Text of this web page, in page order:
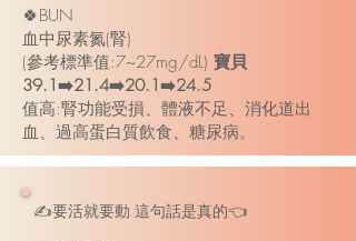
🍀BUN
血中尿素氮(腎)
(參考標準值:7~27mg/dL) 寶貝
39.1➡️21.4➡️20.1➡️24.5
值高:腎功能受損、體液不足、消化道出
血、過高蛋白質飲食、糖尿病。
✍️要活就要動 這句話是真的👈